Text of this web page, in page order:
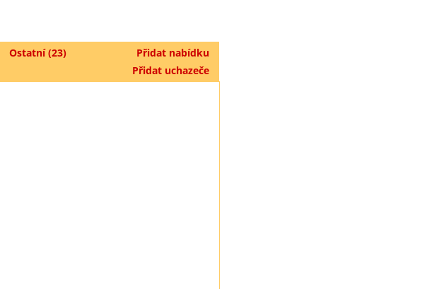
Ostatní (23)
Přidat nabídku
Přidat uchazeče